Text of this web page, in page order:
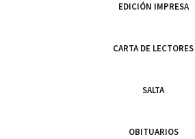
EDICIÓN IMPRESA
CARTA DE LECTORES
SALTA
OBITUARIOS